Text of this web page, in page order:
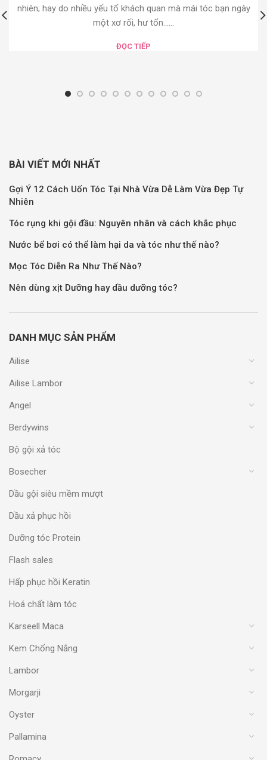
nhiên; hay do nhiều yếu tố khách quan mà mái tóc bạn ngày
một xơ rối, hư tổn......
ĐỌC TIẾP
BÀI VIẾT MỚI NHẤT
Gợi Ý 12 Cách Uốn Tóc Tại Nhà Vừa Dễ Làm Vừa Đẹp Tự
Nhiên
Tóc rụng khi gội đầu: Nguyên nhân và cách khắc phục
Nước bể bơi có thể làm hại da và tóc như thế nào?
Mọc Tóc Diễn Ra Như Thế Nào?
Nên dùng xịt Dưỡng hay dầu dưỡng tóc?
DANH MỤC SẢN PHẨM
Ailise
Ailise Lambor
Angel
Berdywins
Bộ gội xả tóc
Bosecher
Dầu gội siêu mềm mượt
Dầu xả phục hồi
Dưỡng tóc Protein
Flash sales
Hấp phục hồi Keratin
Hoá chất làm tóc
Karseell Maca
Kem Chống Nắng
Lambor
Morgarji
Oyster
Pallamina